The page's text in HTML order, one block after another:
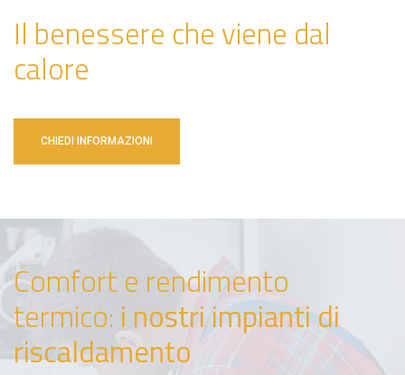
Il benessere che viene dal
calore
CHIEDI INFORMAZIONI
Comfort e rendimento
termico: i nostri impianti di
riscaldamento